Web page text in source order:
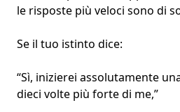
le risposte più veloci sono di
Se il tuo istinto dice:
“Sì, inizierei assolutamente
dieci volte più forte di me,”